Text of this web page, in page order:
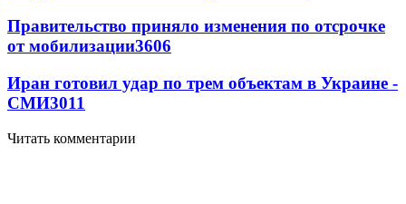
Правительство приняло изменения по отсрочке
от мобилизации3606
Иран готовил удар по трем объектам в Украине -
СМИ3011
Читать комментарии